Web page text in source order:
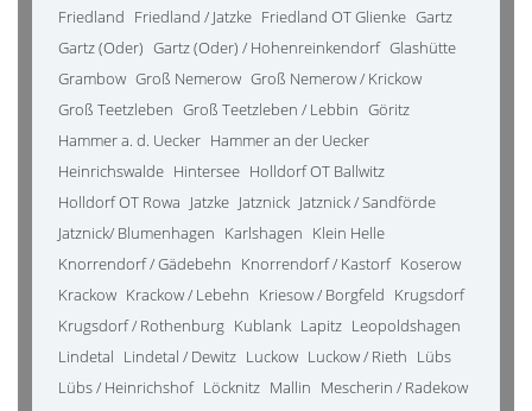
Friedland Friedland / Jatzke Friedland OT Glienke Gartz
Gartz (Oder) Gartz (Oder) / Hohenreinkendorf Glashütte
Grambow Groß Nemerow Groß Nemerow / Krickow
Groß Teetzleben Groß Teetzleben / Lebbin Göritz
Hammer a. d. Uecker Hammer an der Uecker
Heinrichswalde Hintersee Holldorf OT Ballwitz
Holldorf OT Rowa Jatzke Jatznick Jatznick / Sandförde
Jatznick/ Blumenhagen Karlshagen Klein Helle
Knorrendorf / Gädebehn Knorrendorf / Kastorf Koserow
Krackow Krackow / Lebehn Kriesow / Borgfeld Krugsdorf
Krugsdorf / Rothenburg Kublank Lapitz Leopoldshagen
Lindetal Lindetal / Dewitz Luckow Luckow / Rieth Lübs
Lübs / Heinrichshof Löcknitz Mallin Mescherin / Radekow